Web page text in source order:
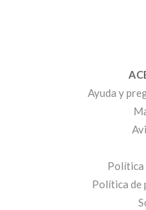
Ayuda y
Política
Política de